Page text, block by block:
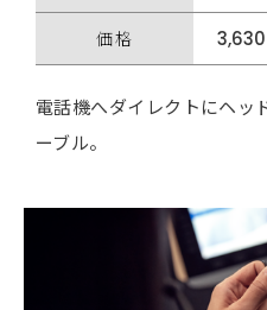
価格 3,630
電話機へダイレクトにヘッ
ーブル。